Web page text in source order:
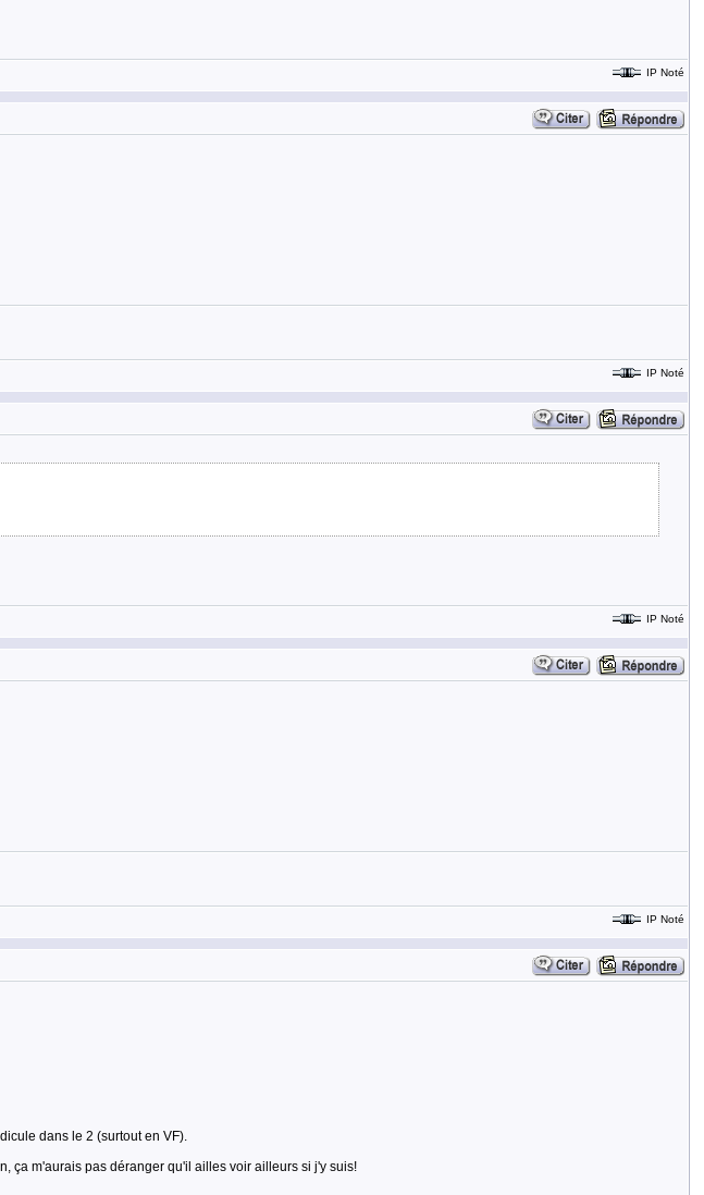
IP Noté
IP Noté
IP Noté
IP Noté
dans le 2 (surtout en VF).
ça m'aurais pas déranger qu'il ailles voir ailleurs si j'y suis!